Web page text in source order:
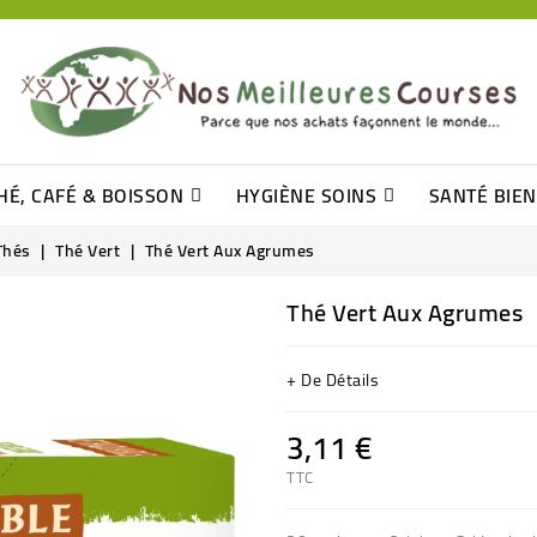
CAFÉ & BOISSON HYGIÈNE SOINS SANTÉ
Thé Vert Thé Vert Aux Agrumes
Thé Vert Aux Agrumes
+ De Détails
3,11 €
TTC